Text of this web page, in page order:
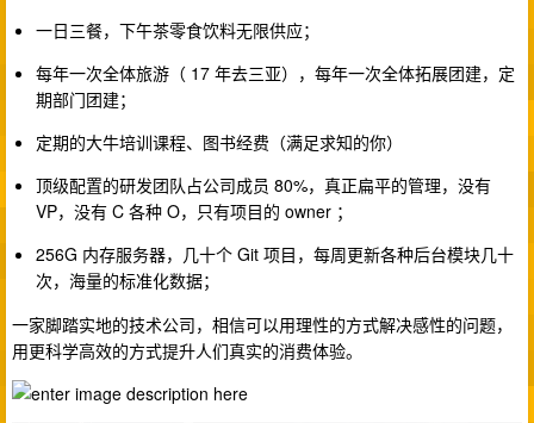
一日三餐，下午茶零食饮料无限供应；
每年一次全体旅游（ 17 年去三亚），每年一次全体拓展团建，定
期部门团建；
定期的大牛培训课程、图书经费（满足求知的你）
顶级配置的研发团队占公司成员 80%，真正扁平的管理，没有
VP，没有 C 各种 O，只有项目的 owner ；
256G 内存服务器，几十个 Git 项目，每周更新各种后台模块几十
次，海量的标准化数据；
一家脚踏实地的技术公司，相信可以用理性的方式解决感性的问题，
用更科学高效的方式提升人们真实的消费体验。